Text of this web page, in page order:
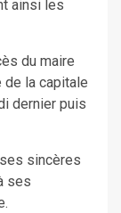
ainsi les
du maire
de la capitale
dernier puis
sincères
ses